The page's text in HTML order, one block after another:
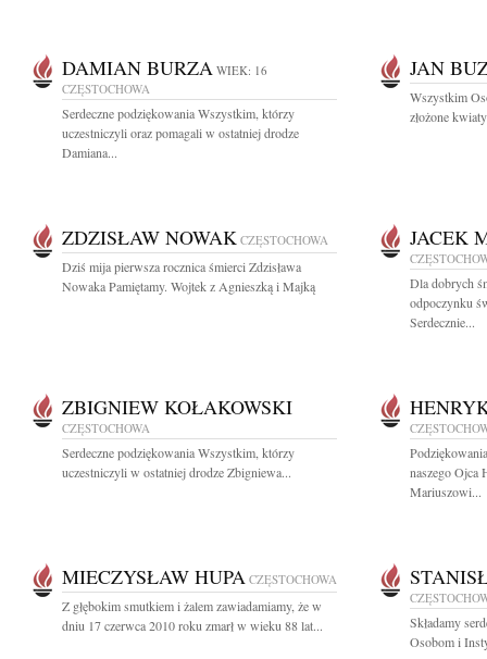
DAMIAN BURZA WIEK: 16
CZĘSTOCHOWA
Serdeczne podziękowania Wszystkim, którzy
uczestniczyli oraz pomagali w ostatniej drodze
Damiana...
JAN
Wszystkim
złożone
ZDZISŁAW NOWAK CZĘSTOCHOWA
Dziś mija pierwsza rocznica śmierci Zdzisława
Nowaka Pamiętamy. Wojtek z Agnieszką i Majką
JACEK
Dla dobrych
odpoczynku
Serdecznie...
ZBIGNIEW KOŁAKOWSKI
CZĘSTOCHOWA
Serdeczne podziękowania Wszystkim, którzy
uczestniczyli w ostatniej drodze Zbigniewa...
naszego Ojca
Mariuszowi...
MIECZYSŁAW HUPA CZĘSTOCHOWA
Z głębokim smutkiem i żalem zawiadamiamy, że w
dniu 17 czerwca 2010 roku zmarł w wieku 88 lat...
Składamy
Osobom i